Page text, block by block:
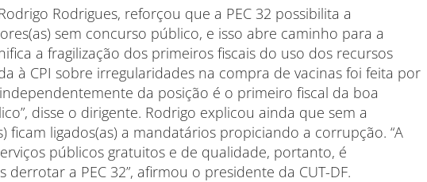
Rodrigues, reforçou que a PEC 32 possibilita a
sem concurso público, e isso abre caminho para a
a fragilização dos primeiros fiscais do uso dos recursos
à CPI sobre irregularidades na compra de vacinas foi feita por
da posição é o primeiro fiscal da boa
disse o dirigente. Rodrigo explicou ainda que sem a
ficam ligados(as) a mandatários propiciando a corrupção. “A
públicos gratuitos e de qualidade, portanto, é
a PEC 32”, afirmou o presidente da CUT-DF.